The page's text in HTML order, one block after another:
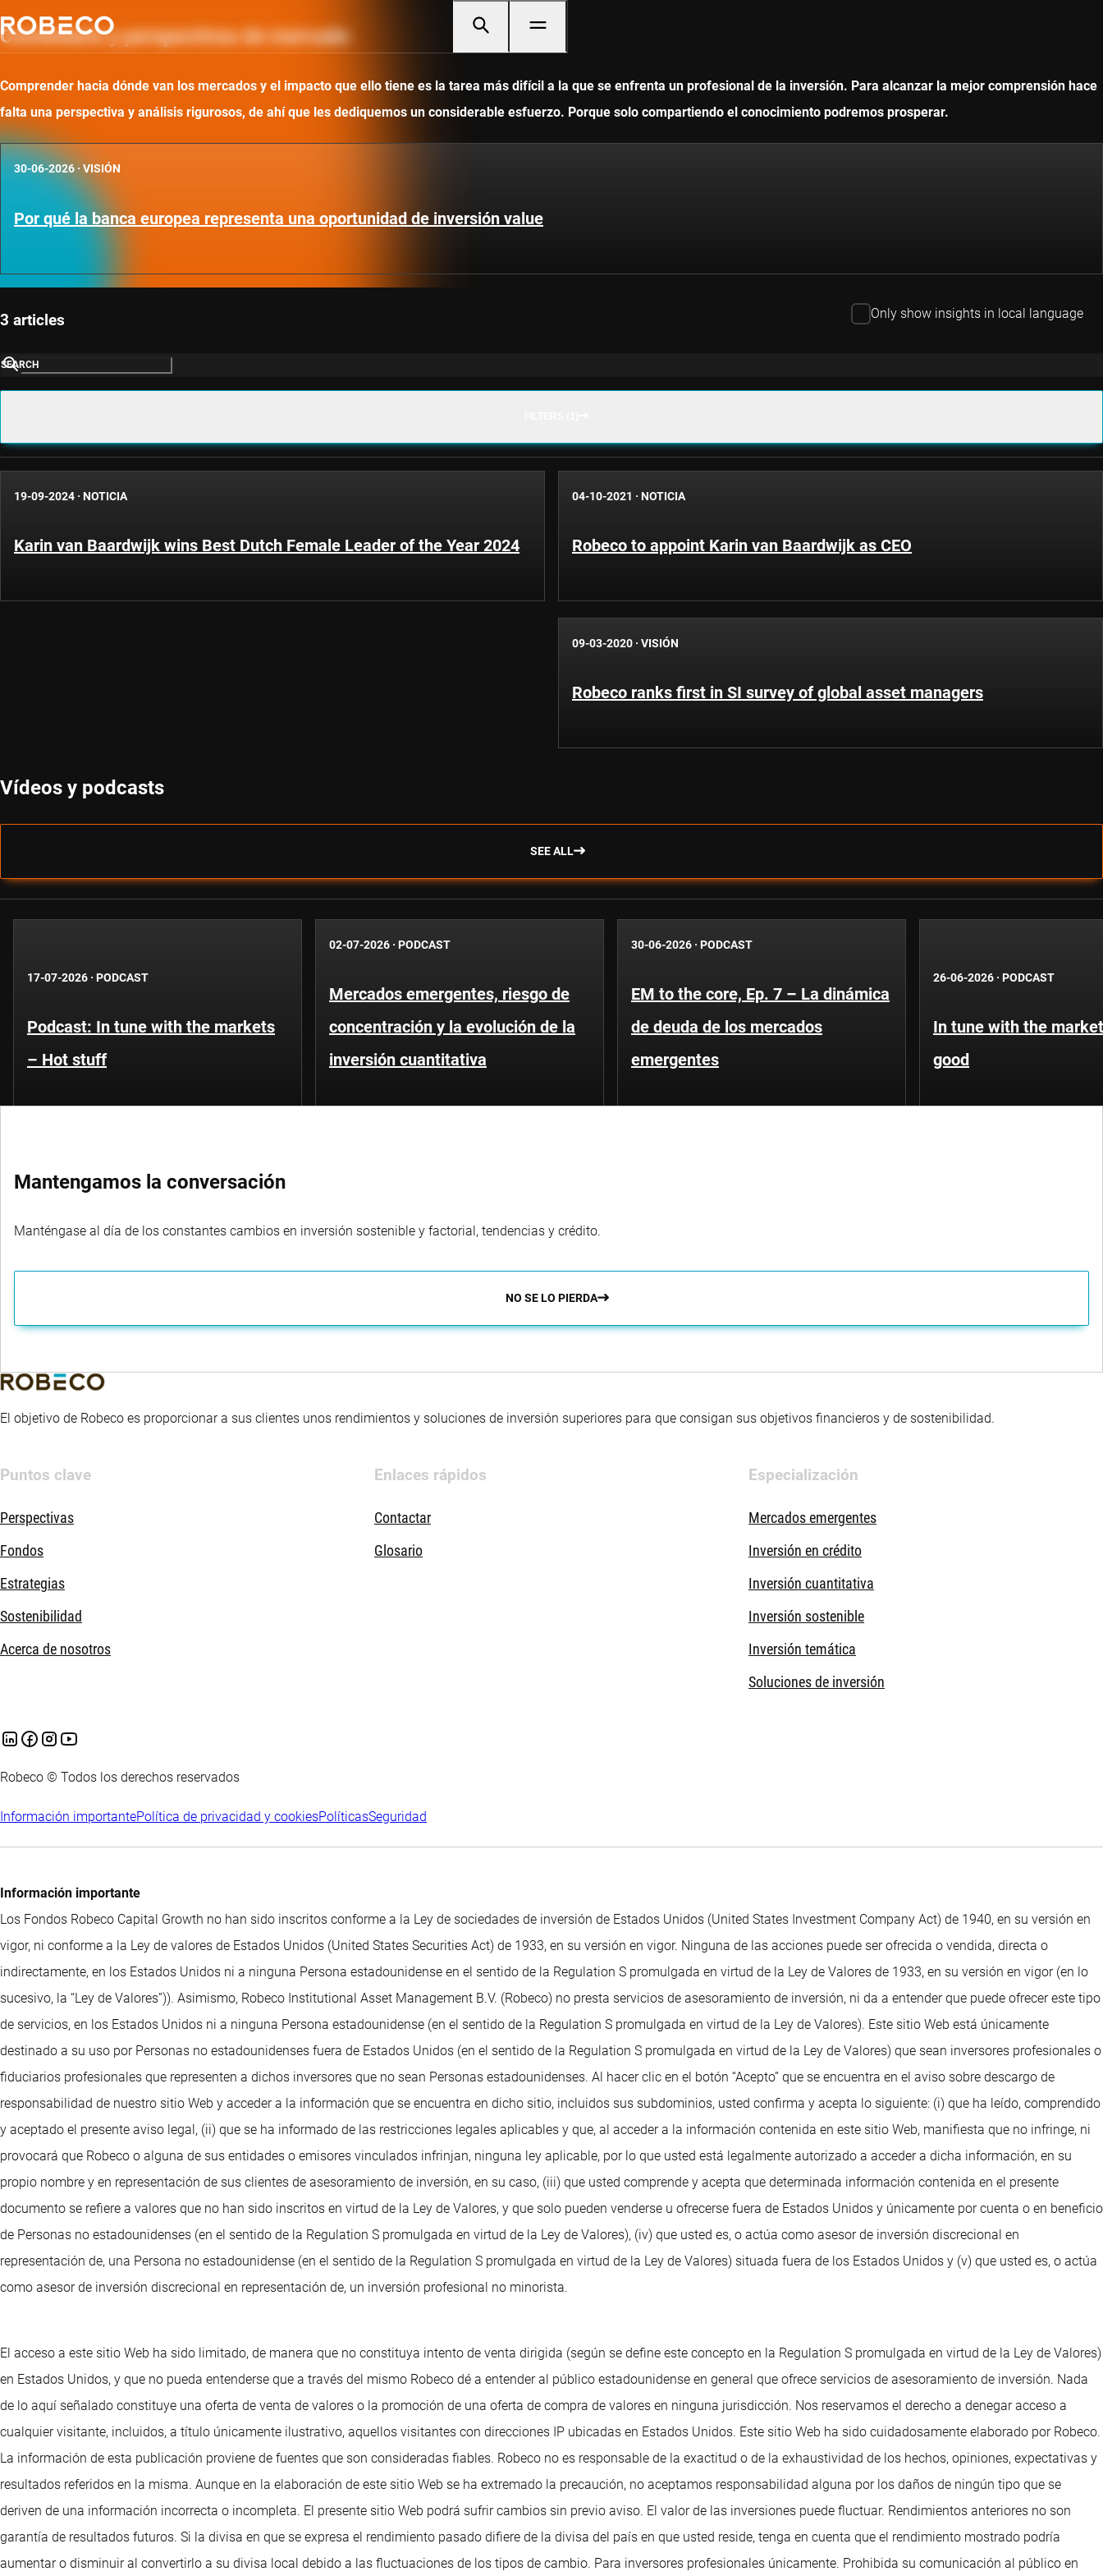
Comentario y perspectivas de mercado
Comprender hacia dónde van los mercados y el impacto que ello tiene es la tarea más difícil a la que se enfrenta un profesional de la inversión. Para alcanzar la mejor comprensión hace
falta una perspectiva y análisis rigurosos, de ahí que les dediquemos un considerable esfuerzo. Porque solo compartiendo el conocimiento podremos prosperar.
30-06-2026·VISIÓN
Por qué la banca europea representa una oportunidad de inversión value
3 articles Only show insights in local language
SEARCH
19-09-2024 · NOTICIA
Karin van Baardwijk wins Best Dutch Female Leader of the Year 2024
04-10-2021 · NOTICIA
Robeco to appoint Karin van Baardwijk as CEO
09-03-2020 · VISIÓN
Robeco ranks first in SI survey of global asset managers
Vídeos y podcasts
SEE ALL
17-07-2026 · PODCAST
Podcast: In tune with the markets
– Hot stuff
02-07-2026 · PODCAST
Mercados emergentes, riesgo de
concentración y la evolución de la
inversión cuantitativa
30-06-2026 · PODCAST
EM to the core, Ep. 7 – La dinámica
de deuda de los mercados
emergentes
26-06-2026 · PODCAST
In tune with the
good
Mantengamos la conversación
Manténgase al día de los constantes cambios en inversión sostenible y factorial, tendencias y crédito.
NO SE LO PIERDA
El objetivo de Robeco es proporcionar a sus clientes unos rendimientos y soluciones de inversión superiores para que consigan sus objetivos financieros y de sostenibilidad.
Puntos clave
Perspectivas
Fondos
Estrategias
Sostenibilidad
Acerca de nosotros
Enlaces rápidos
Contactar
Glosario
Especialización
Mercados emergentes
Inversión en crédito
Inversión cuantitativa
Inversión sostenible
Inversión temática
Soluciones de inversión
Robeco © Todos los derechos reservados
Información importantePolítica de privacidad y cookiesPolíticasSeguridad
Información importante
Los Fondos Robeco Capital Growth no han sido inscritos conforme a la Ley de sociedades de inversión de Estados Unidos (United States Investment Company Act) de 1940, en su versión en
vigor, ni conforme a la Ley de valores de Estados Unidos (United States Securities Act) de 1933, en su versión en vigor. Ninguna de las acciones puede ser ofrecida o vendida, directa o
indirectamente, en los Estados Unidos ni a ninguna Persona estadounidense en el sentido de la Regulation S promulgada en virtud de la Ley de Valores de 1933, en su versión en vigor (en lo
sucesivo, la “Ley de Valores”)). Asimismo, Robeco Institutional Asset Management B.V. (Robeco) no presta servicios de asesoramiento de inversión, ni da a entender que puede ofrecer este tipo
de servicios, en los Estados Unidos ni a ninguna Persona estadounidense (en el sentido de la Regulation S promulgada en virtud de la Ley de Valores). Este sitio Web está únicamente
destinado a su uso por Personas no estadounidenses fuera de Estados Unidos (en el sentido de la Regulation S promulgada en virtud de la Ley de Valores) que sean inversores profesionales o
fiduciarios profesionales que representen a dichos inversores que no sean Personas estadounidenses. Al hacer clic en el botón “Acepto” que se encuentra en el aviso sobre descargo de
responsabilidad de nuestro sitio Web y acceder a la información que se encuentra en dicho sitio, incluidos sus subdominios, usted confirma y acepta lo siguiente: (i) que ha leído, comprendido
y aceptado el presente aviso legal, (ii) que se ha informado de las restricciones legales aplicables y que, al acceder a la información contenida en este sitio Web, manifiesta que no infringe, ni
provocará que Robeco o alguna de sus entidades o emisores vinculados infrinjan, ninguna ley aplicable, por lo que usted está legalmente autorizado a acceder a dicha información, en su
propio nombre y en representación de sus clientes de asesoramiento de inversión, en su caso, (iii) que usted comprende y acepta que determinada información contenida en el presente
documento se refiere a valores que no han sido inscritos en virtud de la Ley de Valores, y que solo pueden venderse u ofrecerse fuera de Estados Unidos y únicamente por cuenta o en beneficio
de Personas no estadounidenses (en el sentido de la Regulation S promulgada en virtud de la Ley de Valores), (iv) que usted es, o actúa como asesor de inversión discrecional en
representación de, una Persona no estadounidense (en el sentido de la Regulation S promulgada en virtud de la Ley de Valores) situada fuera de los Estados Unidos y (v) que usted es, o actúa
como asesor de inversión discrecional en representación de, un inversión profesional no minorista.
El acceso a este sitio Web ha sido limitado, de manera que no constituya intento de venta dirigida (según se define este concepto en la Regulation S promulgada en virtud de la Ley de Valores)
en Estados Unidos, y que no pueda entenderse que a través del mismo Robeco dé a entender al público estadounidense en general que ofrece servicios de asesoramiento de inversión. Nada
de lo aquí señalado constituye una oferta de venta de valores o la promoción de una oferta de compra de valores en ninguna jurisdicción. Nos reservamos el derecho a denegar acceso a
cualquier visitante, incluidos, a título únicamente ilustrativo, aquellos visitantes con direcciones IP ubicadas en Estados Unidos. Este sitio Web ha sido cuidadosamente elaborado por Robeco.
La información de esta publicación proviene de fuentes que son consideradas fiables. Robeco no es responsable de la exactitud o de la exhaustividad de los hechos, opiniones, expectativas y
resultados referidos en la misma. Aunque en la elaboración de este sitio Web se ha extremado la precaución, no aceptamos responsabilidad alguna por los daños de ningún tipo que se
deriven de una información incorrecta o incompleta. El presente sitio Web podrá sufrir cambios sin previo aviso. El valor de las inversiones puede fluctuar. Rendimientos anteriores no son
garantía de resultados futuros. Si la divisa en que se expresa el rendimiento pasado difiere de la divisa del país en que usted reside, tenga en cuenta que el rendimiento mostrado podría
aumentar o disminuir al convertirlo a su divisa local debido a las fluctuaciones de los tipos de cambio. Para inversores profesionales únicamente. Prohibida su comunicación al público en